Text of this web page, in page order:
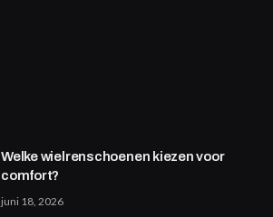
Welke wielrenschoenen kiezen voor
comfort?
juni 18, 2026